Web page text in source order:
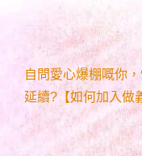
自問愛心爆棚嘅你
延續?【如何加入做